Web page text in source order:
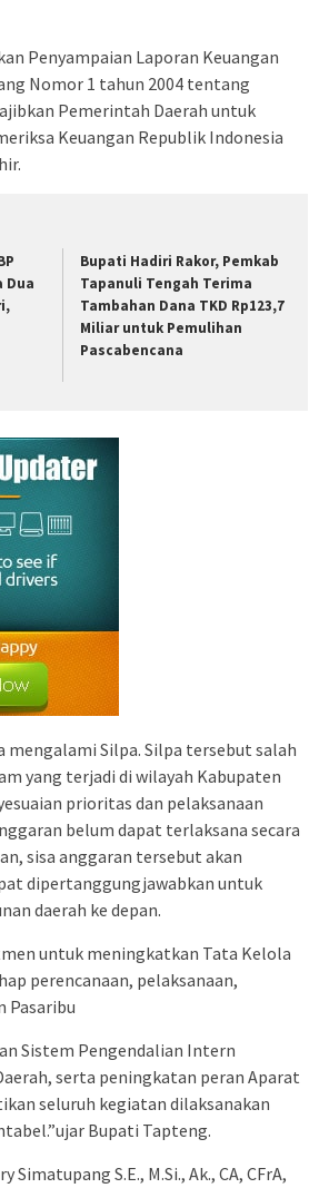
Penyampaian Laporan Keuangan
Nomor 1 tahun 2004 tentang
Pemerintah Daerah untuk
Keuangan Republik Indonesia
Dua
Bupati Hadiri Rakor, Pemkab
Tapanuli Tengah Terima
Tambahan Dana TKD Rp123,7
Miliar untuk Pemulihan
Pascabencana
mengalami Silpa. Silpa tersebut salah
yang terjadi di wilayah Kabupaten
prioritas dan pelaksanaan
belum dapat terlaksana secara
sisa anggaran tersebut akan
dipertanggungjawabkan untuk
daerah ke depan.
untuk meningkatkan Tata Kelola
perencanaan, pelaksanaan,
Pasaribu
Sistem Pengendalian Intern
serta peningkatan peran Aparat
seluruh kegiatan dilaksanakan
Bupati Tapteng.
S.E., M.Si., Ak., CA, CFrA,